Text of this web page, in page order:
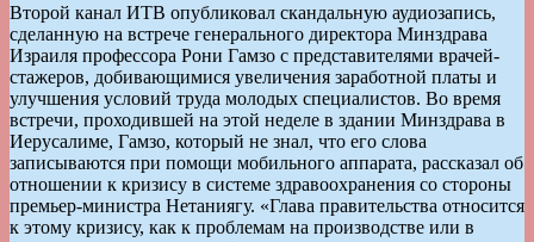
Второй канал ИТВ опубликовал скандальную аудиозапись,
сделанную на встрече генерального директора Минздрава
Израиля профессора Рони Гамзо с представителями врачей-
стажеров, добивающимися увеличения заработной платы и
улучшения условий труда молодых специалистов. Во время
встречи, проходившей на этой неделе в здании Минздрава в
Иерусалиме, Гамзо, который не знал, что его слова
записываются при помощи мобильного аппарата, рассказал об
отношении к кризису в системе здравоохранения со стороны
премьер-министра Нетаниягу. «Глава правительства относится
к этому кризису, как к проблемам на производстве или в